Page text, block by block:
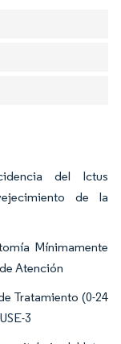
del Ictus
de la
Mínimamente
Atención
Tratamiento (0-24
3